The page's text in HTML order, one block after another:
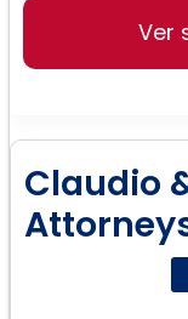
Ver
Claudio